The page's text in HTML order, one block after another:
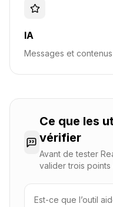
IA
Messages et
Ce que les
vérifier
Avant de tester
valider trois points
Est-ce que l’outil